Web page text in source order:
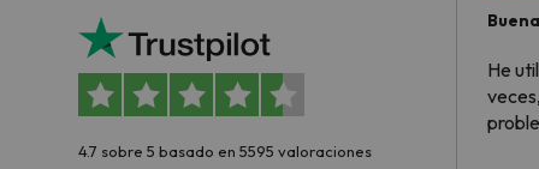
4.7 sobre 5 basado en 5595 valoraciones
He